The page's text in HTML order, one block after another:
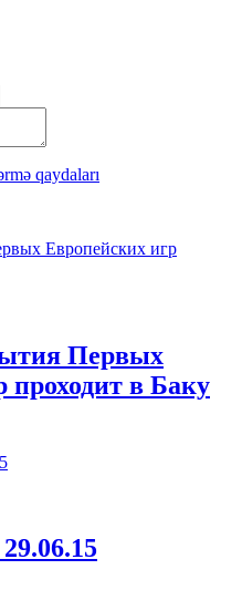
qaydaları
Первых
проходит в Баку